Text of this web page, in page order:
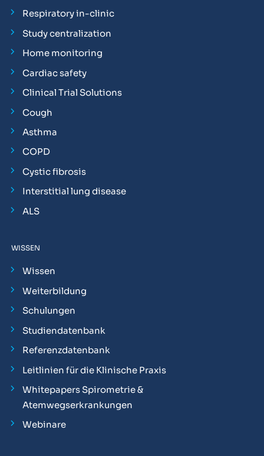
Respiratory in-clinic
Study centralization
Home monitoring
Cardiac safety
Clinical Trial Solutions
Cough
Asthma
COPD
Cystic fibrosis
Interstitial lung disease
ALS
WISSEN
Wissen
Weiterbildung
Schulungen
Studiendatenbank
Referenzdatenbank
Leitlinien für die Klinische Praxis
Whitepapers Spirometrie &
Atemwegserkrankungen
Webinare